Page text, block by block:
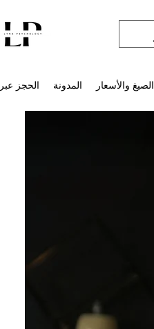
الحجز المدونة الصيغ والأسعار